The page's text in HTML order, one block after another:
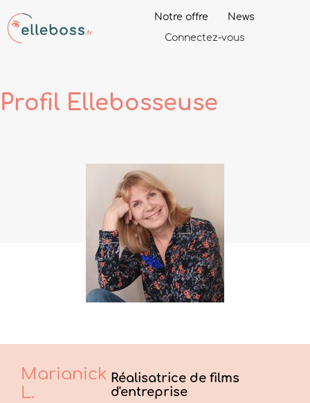
Notre offre
News
Connectez-vous
Profil Ellebosseuse
Marianick
L.
Réalisatrice de films
d'entreprise